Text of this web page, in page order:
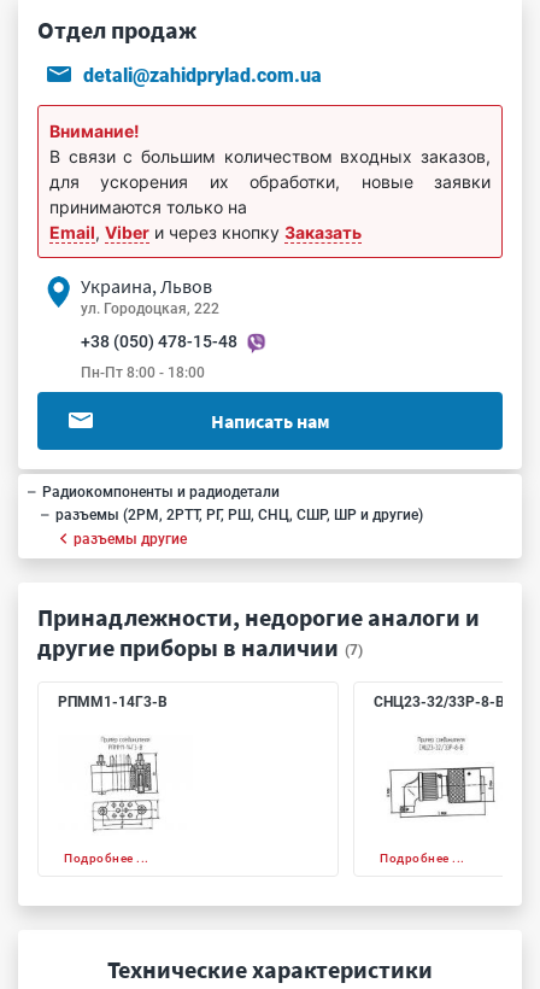
Отдел продаж
detali@zahidprylad.com.ua
Внимание!
В связи с большим количеством входных заказов,
для ускорения их обработки, новые заявки
принимаются только на
Email, Viber и через кнопку Заказать
Украина, Львов
ул. Городоцкая, 222
+38 (050) 478-15-48
Пн-Пт 8:00 - 18:00
Написать нам
Радиокомпоненты и радиодетали
разъемы (2РМ, 2РТТ, РГ, РШ, СНЦ, СШР, ШР и другие)
разъемы другие
Принадлежности, недорогие аналоги и
другие приборы в наличии (7)
РПММ1-14Г3-В
Подробнее ...
СНЦ23-32/33Р-8-В
Подробнее ...
Технические характеристики